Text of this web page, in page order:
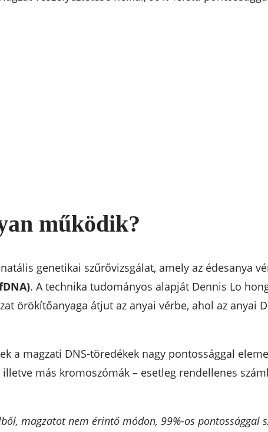
működik?
genetikai szűrővizsgálat, amely az édesanya
. A technika tudományos alapját Dennis Lo
örökítőanyaga átjut az anyai vérbe, ahol az anyai
a magzati DNS-töredékek nagy pontossággal
más kromoszómák – esetleg rendellenes
magzatot nem érintő módon, 99%-os pontossággal